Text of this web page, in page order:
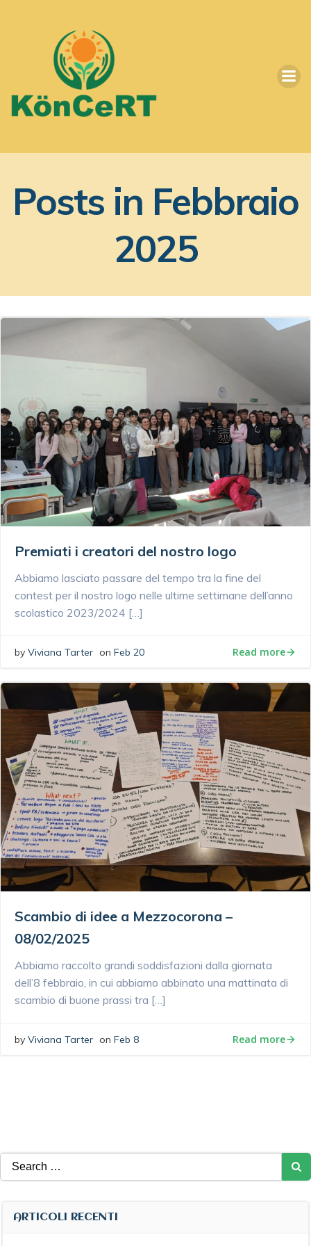
Posts in Febbraio
2025
Premiati i creatori del nostro logo
Abbiamo lasciato passare del tempo tra la fine del
contest per il nostro logo nelle ultime settimane dell’anno
scolastico 2023/2024 […]
by Viviana Tarter on Feb 20 Read more
Scambio di idee a Mezzocorona –
08/02/2025
Abbiamo raccolto grandi soddisfazioni dalla giornata
dell’8 febbraio, in cui abbiamo abbinato una mattinata di
scambio di buone prassi tra […]
by Viviana Tarter on Feb 8 Read more
Search
for:
ARTICOLI RECENTI